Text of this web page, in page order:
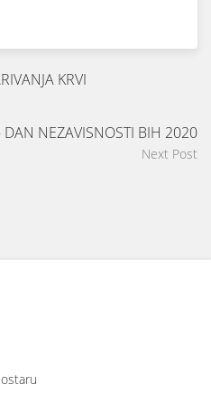
KRVI
DAN NEZAVISNOSTI BIH 2020
Next Post